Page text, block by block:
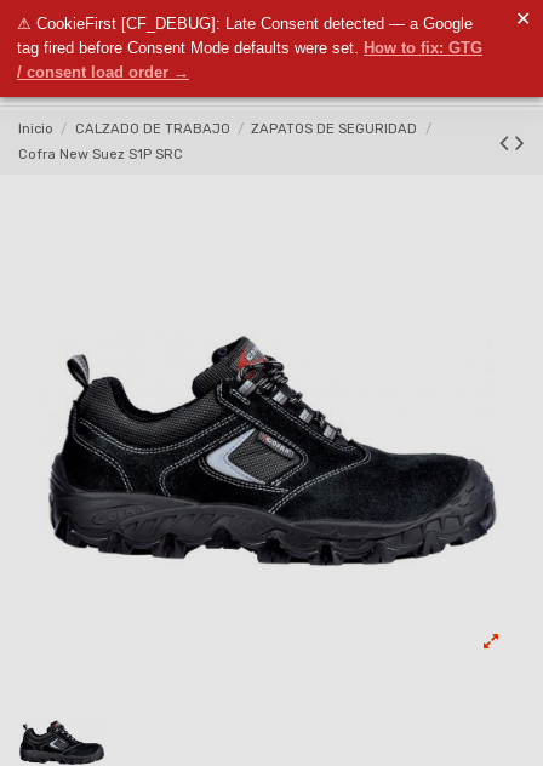
⚠ CookieFirst [CF_DEBUG]: Late Consent detected — a Google
tag fired before Consent Mode defaults were set. How to fix: GTG
/ consent load order →
✕
Inicio CALZADO DE TRABAJO
ZAPATOS DE SEGURIDAD
Cofra New Suez S1P SRC